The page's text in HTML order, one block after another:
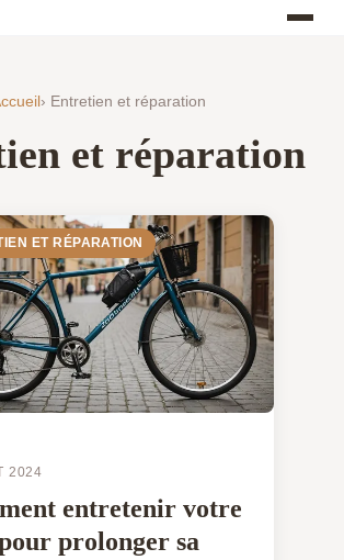
› Entretien et réparation
et réparation
ET RÉPARATION
2024
entretenir votre
prolonger sa